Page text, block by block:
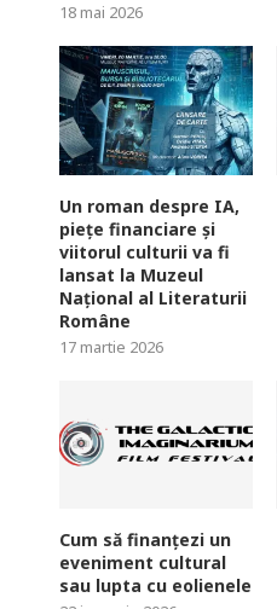
18 mai 2026
Un roman despre IA,
piețe financiare și
viitorul culturii va fi
lansat la Muzeul
Național al Literaturii
Române
17 martie 2026
Cum să finanțezi un
eveniment cultural
sau lupta cu eolienele